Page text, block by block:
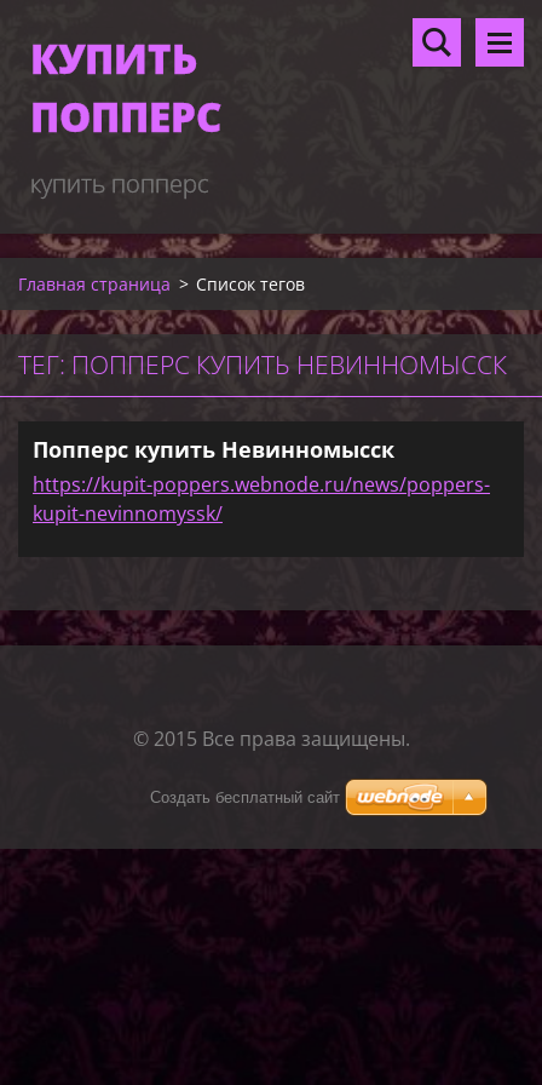
КУПИТЬ
ПОППЕРС
купить попперс
Главная страница > Список тегов
ТЕГ: ПОППЕРС КУПИТЬ НЕВИННОМЫССК
Попперс купить Невинномысск
https://kupit-poppers.webnode.ru/news/poppers-
kupit-nevinnomyssk/
© 2015 Все права защищены.
Создать бесплатный сайт